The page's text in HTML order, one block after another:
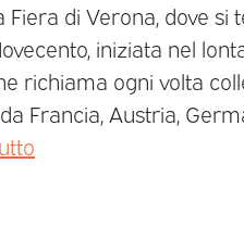
di Verona, dove si
iniziata nel
richiama ogni volta
Francia, Austria,